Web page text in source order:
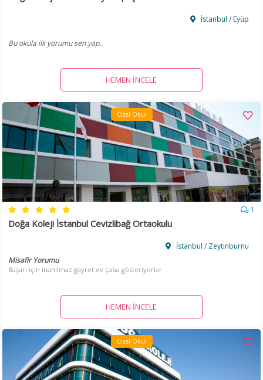
İstanbul / Eyüp
Bu okula ilk yorumu sen yap..
HEMEN İNCELE
Özel Okul
1
Doğa Koleji İstanbul Cevizlibağ Ortaokulu
İstanbul / Zeytinburnu
Misafir Yorumu
Başarı için inanılmaz gayret ve çaba gösteriyorlar
HEMEN İNCELE
Özel Okul